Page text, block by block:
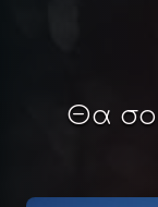
Θα